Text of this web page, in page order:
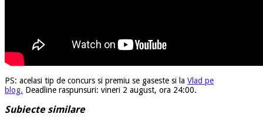
PS: acelasi tip de concurs si premiu se gaseste si la Vlad pe
blog. Deadline raspunsuri: vineri 2 august, ora 24:00.
Subiecte similare